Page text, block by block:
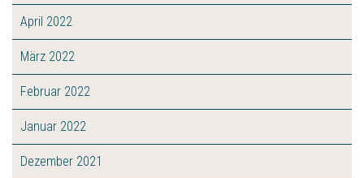
April 2022
März 2022
Februar 2022
Januar 2022
Dezember 2021